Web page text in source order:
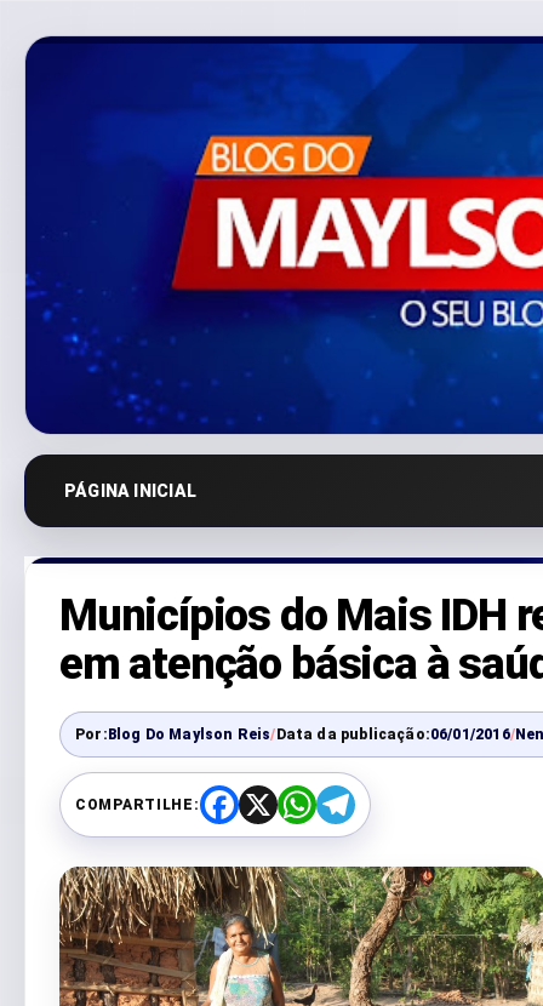
PÁGINA INICIAL
Municípios do Mais IDH
em atenção básica à
Por:Blog Do Maylson Reis/Data da publicação:06/01/2016/
COMPARTILHE:
F
a
e
b
o
o
k
X
W
h
t
s
A
p
p
T
e
e
g
r
a
m